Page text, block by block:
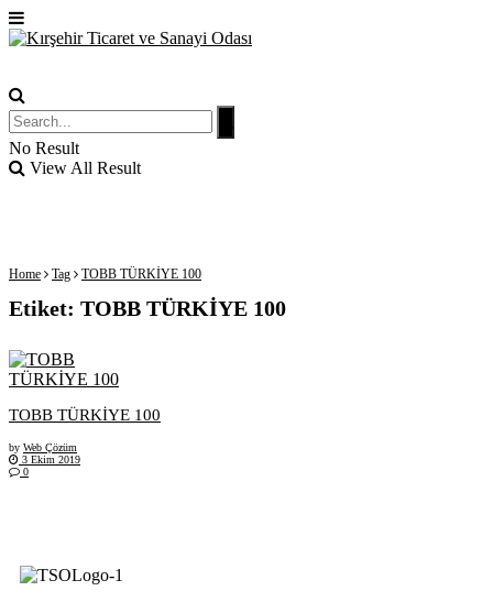
No Result
View All Result
Home Tag TOBB TÜRKİYE 100
Etiket: TOBB TÜRKİYE 100
TOBB TÜRKİYE 100
by Web Çözüm
3 Ekim 2019
0